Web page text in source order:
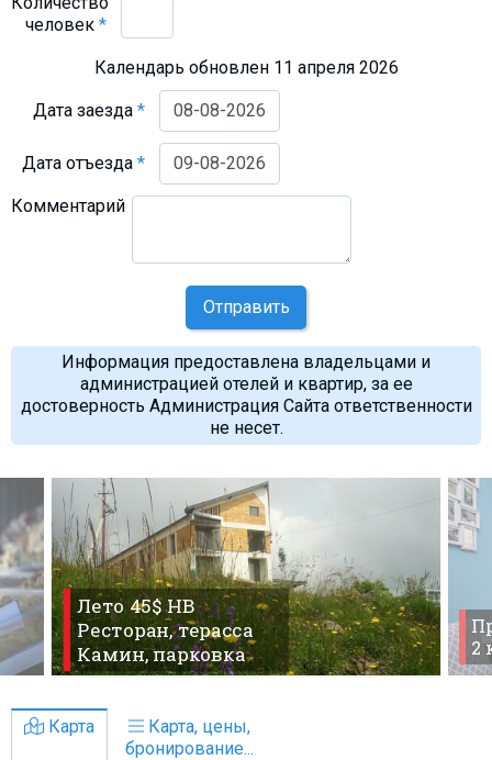
человек*
Календарь обновлен 11 апреля 2026
Дата заезда*
Дата отъезда*
Комментарий
Отправить
Информация предоставлена владельцами и
администрацией отелей и квартир, за ее
достоверность Администрация Сайта ответственности
не несет.
Лето 45$ HB
Ресторан, терасса
Камин, парковка
2
Карта
Карта, цены,
бронирование...